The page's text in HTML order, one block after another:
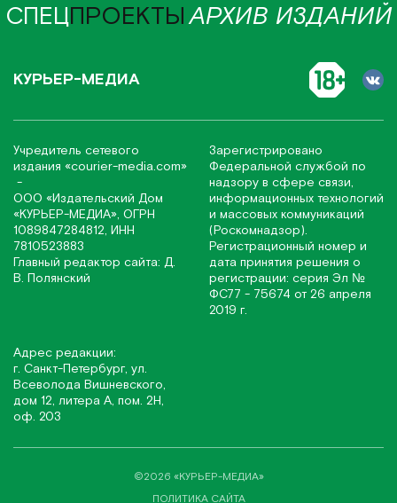
СПЕЦПРОЕКТЫАРХИВ ИЗДАНИЙ
КУРЬЕР-МЕДИА
Учредитель сетевого
издания «соurier-media.com»
-
ООО «Издательский Дом
«КУРЬЕР-МЕДИА», ОГРН
1089847284812, ИНН
7810523883
Главный редактор сайта: Д.
В. Полянский
Зарегистрировано
Федеральной службой по
надзору в сфере связи,
информационных технологий
и массовых коммуникаций
(Роскомнадзор).
Регистрационный номер и
дата принятия решения о
регистрации: серия Эл №
ФС77 - 75674 от 26 апреля
2019 г.
Адрес редакции:
г. Санкт-Петербург, ул.
Всеволода Вишневского,
дом 12, литера А, пом. 2Н,
оф. 203
©2026 «КУРЬЕР-МЕДИА»
ПОЛИТИКА САЙТА